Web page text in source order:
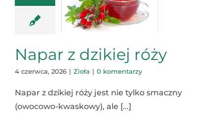
Napar z dzikiej róży
4 czerwca, 2026 | Zioła | 0 komentarzy
Napar z dzikiej róży jest nie tylko smaczny
(owocowo-kwaskowy), ale [...]